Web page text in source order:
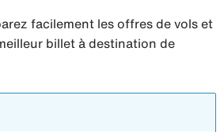
facilement les offres de vols et
billet à destination de